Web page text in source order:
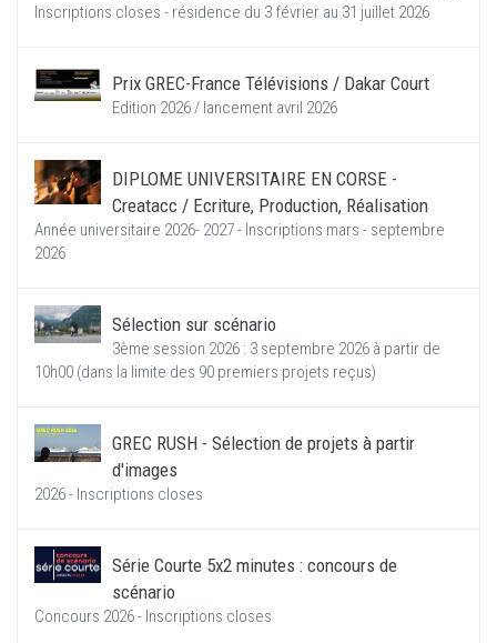
Inscriptions closes - résidence du 3 février au 31 juillet 2026
Prix GREC-France Télévisions / Dakar Court
Edition 2026 / lancement avril 2026
DIPLOME UNIVERSITAIRE EN CORSE -
Creatacc / Ecriture, Production, Réalisation
Année universitaire 2026- 2027 - Inscriptions mars - septembre
2026
Sélection sur scénario
3ème session 2026 : 3 septembre 2026 à partir de
10h00 (dans la limite des 90 premiers projets reçus)
GREC RUSH - Sélection de projets à partir
d'images
2026 - Inscriptions closes
Série Courte 5x2 minutes : concours de
scénario
Concours 2026 - Inscriptions closes